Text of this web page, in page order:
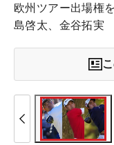
欧州ツアー出場権
島啓太、金谷拓実